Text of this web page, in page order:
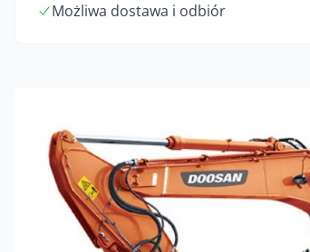
Możliwa dostawa i odbiór